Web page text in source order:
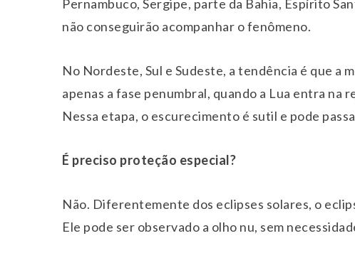
Pernambuco, Sergipe, parte da Bahia, Espírito
não conseguirão acompanhar o fenômeno.
No Nordeste, Sul e Sudeste, a tendência é que a
apenas a fase penumbral, quando a Lua entra na
Nessa etapa, o escurecimento é sutil e pode
É preciso proteção especial?
Não. Diferentemente dos eclipses solares, o
Ele pode ser observado a olho nu, sem